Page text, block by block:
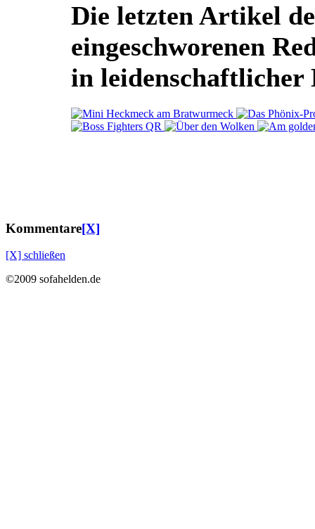
Die letzten Artikel
eingeschworenen
in
Kommentare[X]
[X] schließen
©2009 sofahelden.de